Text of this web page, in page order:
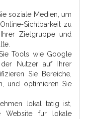
soziale Medien, um
Sichtbarkeit zu
Zielgruppe und
Tools wie Google
Nutzer auf Ihrer
Sie Bereiche,
und optimieren Sie
lokal tätig ist,
Website für lokale